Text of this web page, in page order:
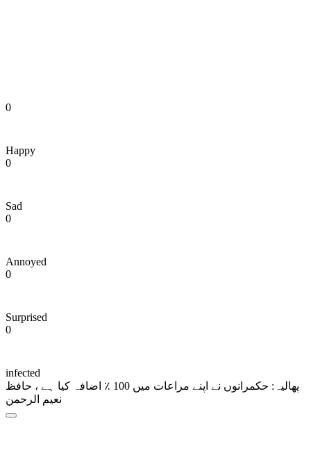
0
Happy
0
Sad
0
Annoyed
0
Surprised
0
infected
پھالیہ: حکمرانوں نے اپنے مراعات میں 100 ٪ اضافہ کیا ہے ، حافظ
نعیم الرحمن